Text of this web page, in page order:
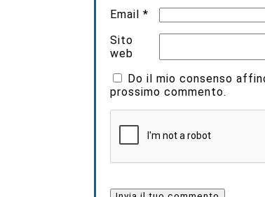
Email*
Sito
web
Do il mio consenso
prossimo commento.